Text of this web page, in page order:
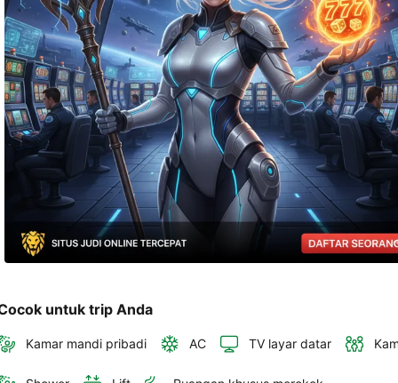
akan
disertakan
dalam
konfirmasi
pemesanan
dan
akun
Anda.
untuk trip Anda
Kamar mandi pribadi AC TV layar datar